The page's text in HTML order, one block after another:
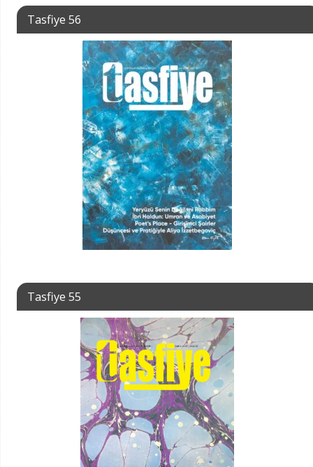
Tasfiye 56
Tasfiye 55